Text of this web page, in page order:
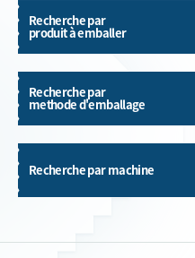
Recherche par
produit à emballer
Recherche par
methode d'emballage
Recherche par machine